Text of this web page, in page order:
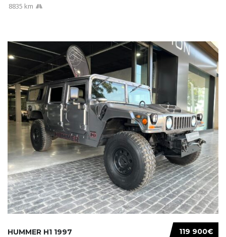
8835 km
119 900€
HUMMER H1 1997